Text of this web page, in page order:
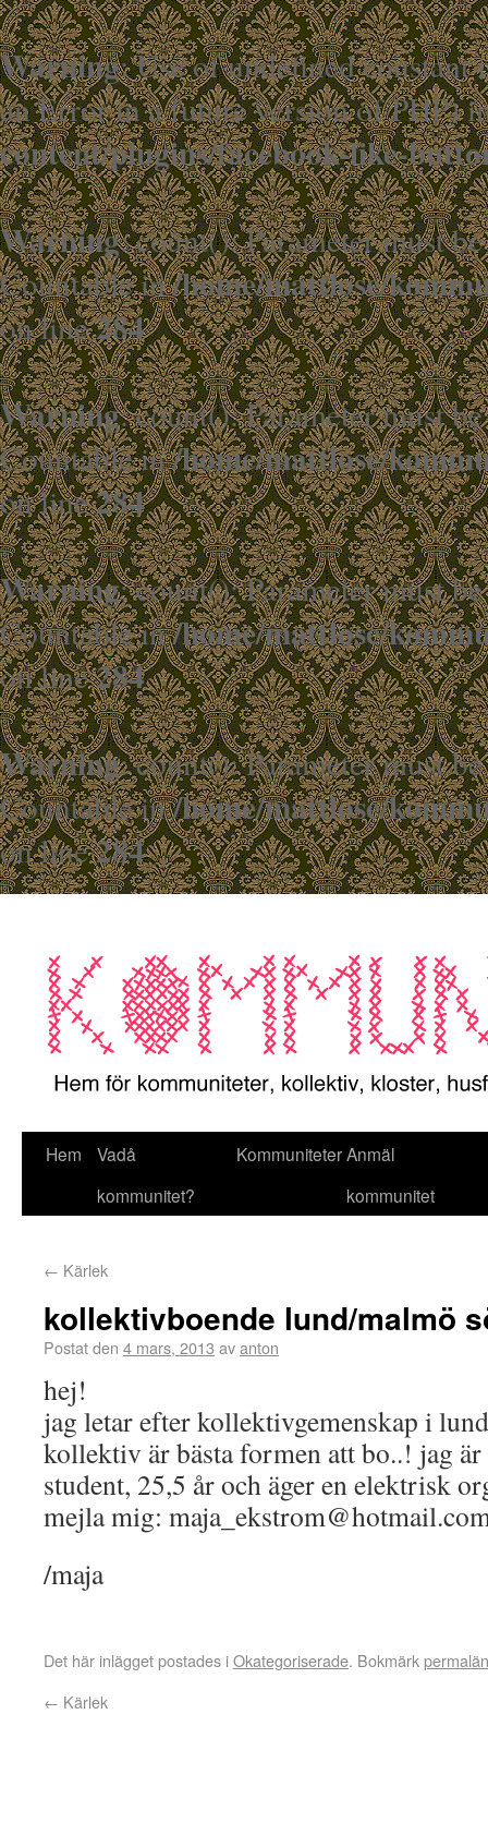
Warning: Use of undefined
an Error in a future version of PHP)
content/plugins/facebook-like-
Warning: count(): Parameter must
Countable in/home/mattlose/
on line284
Warning: count(): Parameter must
Countable in/home/mattlose/
on line284
Warning: count(): Parameter must
Countable in/home/mattlose/
on line284
Warning: count(): Parameter must
Countable in/home/mattlose/
on line284
Hem
Vadå
kommunitet?
KommuniteterAnmäl
kommunitet
← Kärlek
kollektivboende lund/malmö
Postat den 4 mars, 2013 avanton
hej!
jag letar efter kollektivgemenskap i
kollektiv är bästa formen att bo..! jag
student, 25,5 år och äger en elektrisk
mejla mig:
/maja
Det här inlägget postades iOkategoriserade. Bokmärk
← Kärlek